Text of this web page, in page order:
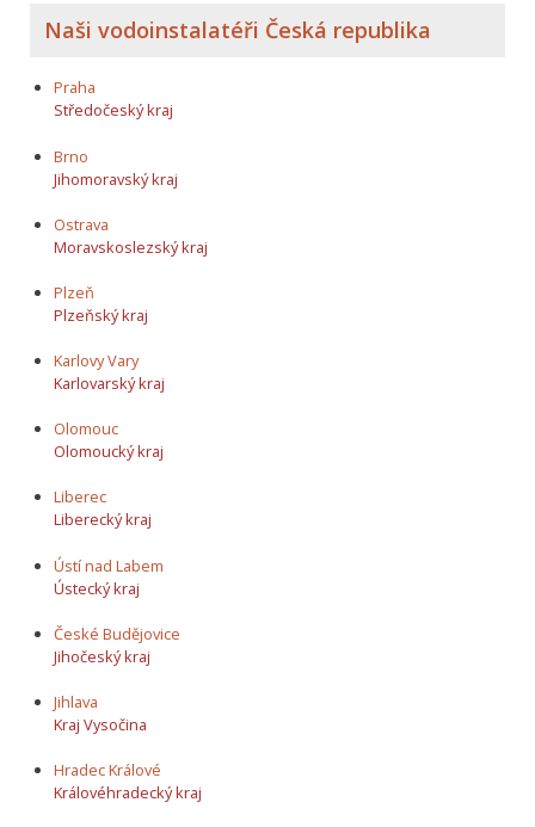
Naši vodoinstalatéři Česká republika
Praha
Středočeský kraj
Brno
Jihomoravský kraj
Ostrava
Moravskoslezský kraj
Plzeň
Plzeňský kraj
Karlovy Vary
Karlovarský kraj
Olomouc
Olomoucký kraj
Liberec
Liberecký kraj
Ústí nad Labem
Ústecký kraj
České Budějovice
Jihočeský kraj
Jihlava
Kraj Vysočina
Hradec Králové
Královéhradecký kraj